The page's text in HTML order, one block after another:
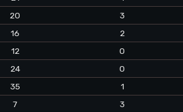
20 3
16 2
12 0
24 0
35 1
7 3